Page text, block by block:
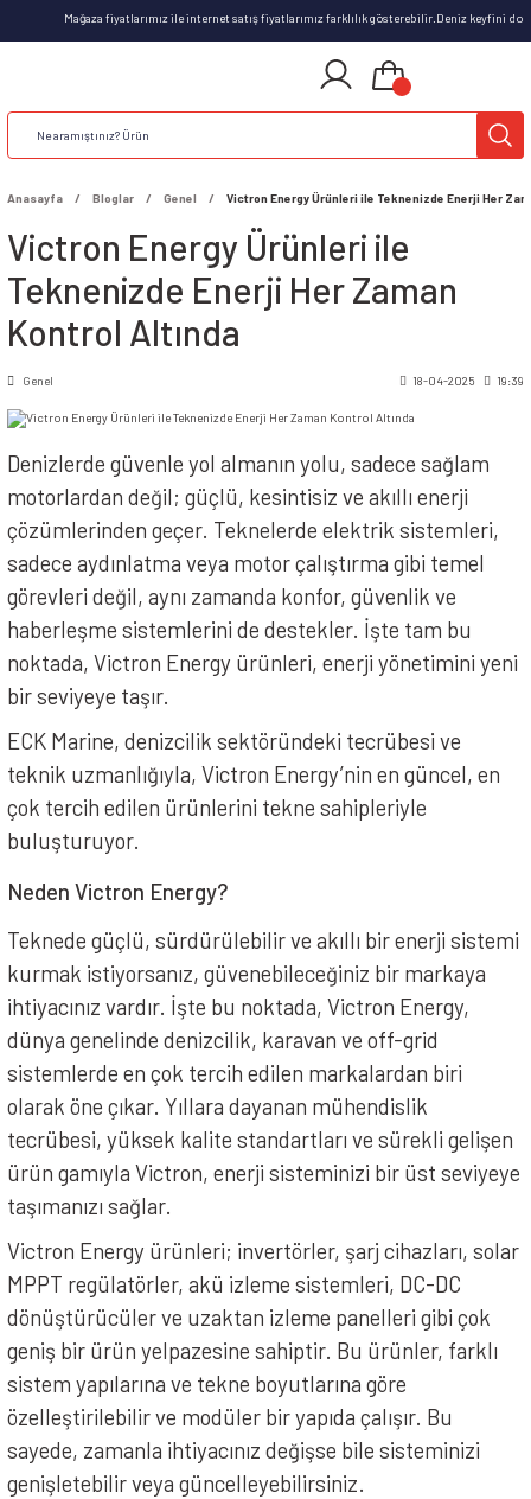
Mağaza fiyatlarımız ile internet satış fiyatlarımız farklılık gösterebilir.Deniz keyfini
Anasayfa Bloglar Genel Victron Energy Ürünleri ile Teknenizde Enerji Her
Victron Energy Ürünleri ile
Teknenizde Enerji Her Zaman
Kontrol Altında
Genel 18-04-2025 19:39
Denizlerde güvenle yol almanın yolu, sadece sağlam
motorlardan değil; güçlü, kesintisiz ve akıllı enerji
çözümlerinden geçer. Teknelerde elektrik sistemleri,
sadece aydınlatma veya motor çalıştırma gibi temel
görevleri değil, aynı zamanda konfor, güvenlik ve
haberleşme sistemlerini de destekler. İşte tam bu
noktada, Victron Energy ürünleri, enerji yönetimini yeni
bir seviyeye taşır.
ECK Marine, denizcilik sektöründeki tecrübesi ve
teknik uzmanlığıyla, Victron Energy’nin en güncel, en
çok tercih edilen ürünlerini tekne sahipleriyle
buluşturuyor.
Neden Victron Energy?
Teknede güçlü, sürdürülebilir ve akıllı bir enerji sistemi
kurmak istiyorsanız, güvenebileceğiniz bir markaya
ihtiyacınız vardır. İşte bu noktada, Victron Energy,
dünya genelinde denizcilik, karavan ve off-grid
sistemlerde en çok tercih edilen markalardan biri
olarak öne çıkar. Yıllara dayanan mühendislik
tecrübesi, yüksek kalite standartları ve sürekli gelişen
ürün gamıyla Victron, enerji sisteminizi bir üst seviyeye
taşımanızı sağlar.
Victron Energy ürünleri; invertörler, şarj cihazları, solar
MPPT regülatörler, akü izleme sistemleri, DC-DC
dönüştürücüler ve uzaktan izleme panelleri gibi çok
geniş bir ürün yelpazesine sahiptir. Bu ürünler, farklı
sistem yapılarına ve tekne boyutlarına göre
özelleştirilebilir ve modüler bir yapıda çalışır. Bu
sayede, zamanla ihtiyacınız değişse bile sisteminizi
genişletebilir veya güncelleyebilirsiniz.